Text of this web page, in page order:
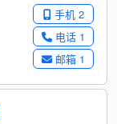
手机 2
电话 1
邮箱 1